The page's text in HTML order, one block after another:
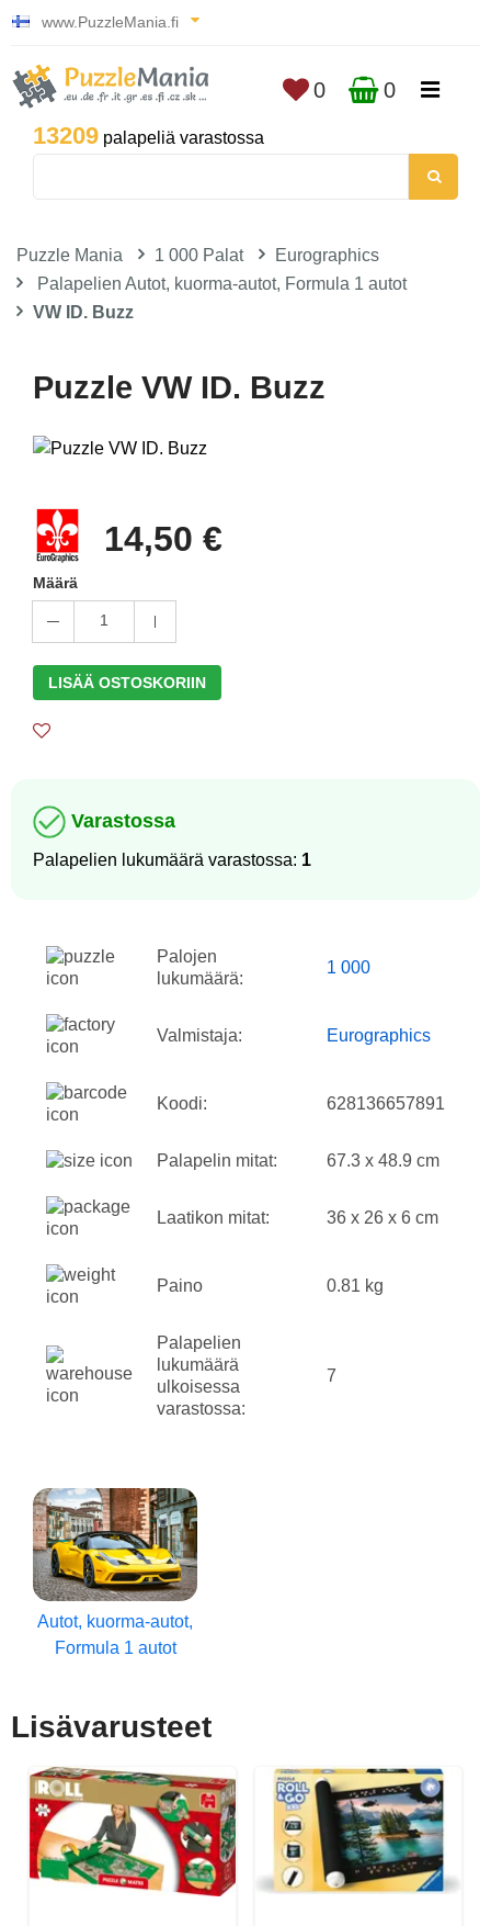
www.PuzzleMania.fi
13209 palapeliä varastossa
0 0
Puzzle Mania 1 000 Palat
Eurographics
Palapelien Autot, kuorma-autot, Formula 1 autot
VW ID. Buzz
Puzzle VW ID. Buzz
14,50 €
Määrä
1
LISÄÄ OSTOSKORIIN
Varastossa
Palapelien lukumäärä varastossa: 1
Palojen
lukumäärä:
1 000
Valmistaja: Eurographics
Koodi: 628136657891
Palapelin mitat: 67.3 x 48.9 cm
Laatikon mitat: 36 x 26 x 6 cm
Paino 0.81 kg
Palapelien
lukumäärä
ulkoisessa
varastossa:
7
Autot, kuorma-autot,
Formula 1 autot
Lisävarusteet